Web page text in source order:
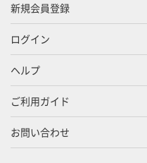
新規会員登録
ログイン
ヘルプ
ご利用ガイド
お問い合わせ